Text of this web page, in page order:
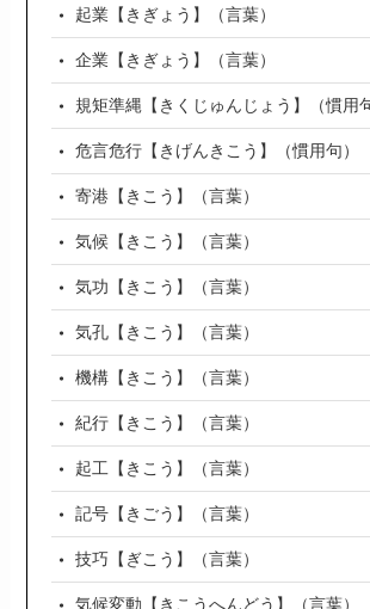
起業【きぎょう】（言葉）
企業【きぎょう】（言葉）
規矩準縄【きくじゅんじょう】（慣用
危言危行【きげんきこう】（慣用句）
寄港【きこう】（言葉）
気候【きこう】（言葉）
気功【きこう】（言葉）
気孔【きこう】（言葉）
機構【きこう】（言葉）
紀行【きこう】（言葉）
起工【きこう】（言葉）
記号【きごう】（言葉）
技巧【ぎこう】（言葉）
気候変動【きこうへんどう】（言葉）